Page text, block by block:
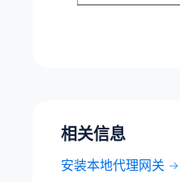
相关信息
安装本地代理网关